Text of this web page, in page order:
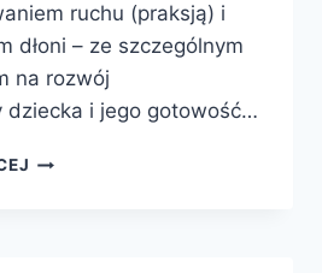
ruchu (praksją) i
dłoni – ze szczególnym
na rozwój
dziecka i jego gotowość…
TERAPIA